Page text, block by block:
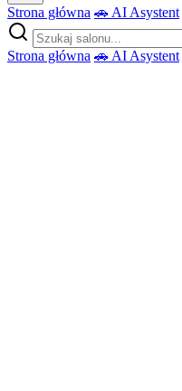
Strona główna 🚗 AI Asystent
Strona główna 🚗 AI Asystent